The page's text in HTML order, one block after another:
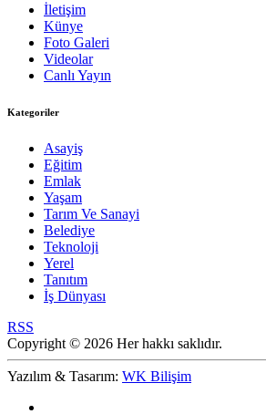
İletişim
Künye
Foto Galeri
Videolar
Canlı Yayın
Kategoriler
Asayiş
Eğitim
Emlak
Yaşam
Tarım Ve Sanayi
Belediye
Teknoloji
Yerel
Tanıtım
İş Dünyası
RSS
Copyright © 2026 Her hakkı saklıdır.
Yazılım & Tasarım: WK Bilişim